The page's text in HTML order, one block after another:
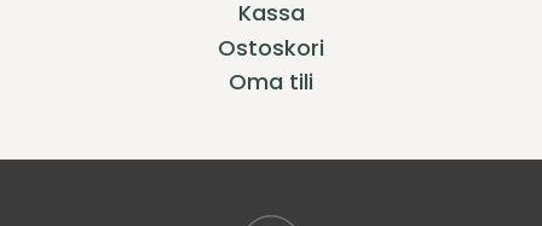
Kassa
Ostoskori
Oma tili